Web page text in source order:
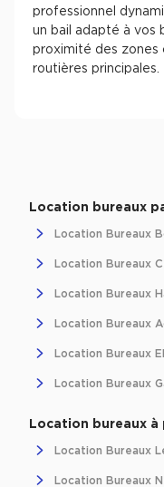
professionnel
un bail adapté à vos
proximité des zones
routières principales.
Location bureaux
Location Bureaux
Location Bureaux
Location Bureaux
Location Bureaux
Location Bureaux
Location Bureaux
Location bureaux
Location Bureaux
Location Bureaux